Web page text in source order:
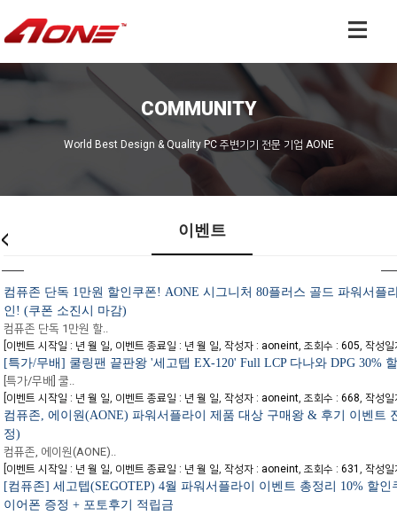
COMMUNITY
World Best Design & Quality PC 주변기기 전문 기업 AONE
이벤트
컴퓨존 단독 1만원 할인쿠폰! AONE 시그니처 80플러스 골드 파워서플
인! (쿠폰 소진시 마감)
컴퓨존 단독 1만원 할..
이벤트 시작일 : 년 월 일, 이벤트 종료일 : 년 월 일,작성자 : aoneint,조회수 : 605,작성
[특가/무배] 쿨링팬 끝판왕 '세고텝 EX-120' Full LCP 다나와 DPG 30%
[특가/무배] 쿨..
이벤트 시작일 : 년 월 일, 이벤트 종료일 : 년 월 일,작성자 : aoneint,조회수 : 668,작성
컴퓨존, 에이원(AONE) 파워서플라이 제품 대상 구매왕 & 후기 이벤트
정)
컴퓨존, 에이원(AONE)..
이벤트 시작일 : 년 월 일, 이벤트 종료일 : 년 월 일,작성자 : aoneint,조회수 : 631,작성
[컴퓨존] 세고텝(SEGOTEP) 4월 파워서플라이 이벤트 총정리 10% 할인
이어폰 증정 + 포토후기 적립금